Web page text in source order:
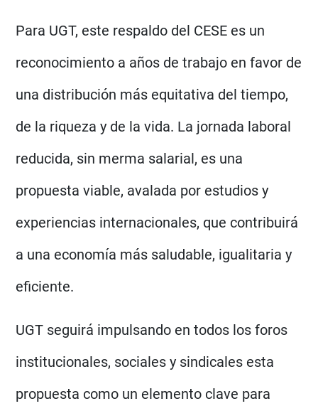
Para UGT, este respaldo del CESE es un
reconocimiento a años de trabajo en favor de
una distribución más equitativa del tiempo,
de la riqueza y de la vida. La jornada laboral
reducida, sin merma salarial, es una
propuesta viable, avalada por estudios y
experiencias internacionales, que contribuirá
a una economía más saludable, igualitaria y
eficiente.
UGT seguirá impulsando en todos los foros
institucionales, sociales y sindicales esta
propuesta como un elemento clave para